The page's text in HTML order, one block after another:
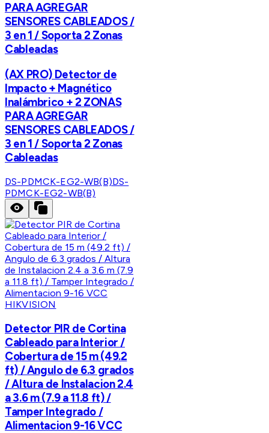
PARA AGREGAR
SENSORES CABLEADOS /
3 en 1 / Soporta 2 Zonas
Cableadas
(AX PRO) Detector de
Impacto + Magnético
Inalámbrico + 2 ZONAS
PARA AGREGAR
SENSORES CABLEADOS /
3 en 1 / Soporta 2 Zonas
Cableadas
DS-PDMCK-EG2-WB(B)DS-
PDMCK-EG2-WB(B)
HIKVISION
Detector PIR de Cortina
Cableado para Interior /
Cobertura de 15 m (49.2
ft) / Angulo de 6.3 grados
/ Altura de Instalacion 2.4
a 3.6 m (7.9 a 11.8 ft) /
Tamper Integrado /
Alimentacion 9-16 VCC